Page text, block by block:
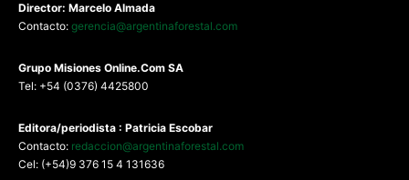
Director: Marcelo Almada
Contacto: gerencia@argentinaforestal.com
Grupo Misiones Online.Com SA
Tel: +54 (0376) 4425800
Editora/periodista : Patricia Escobar
Contacto: redaccion@argentinaforestal.com
Cel: (+54)9 376 15 4 131636